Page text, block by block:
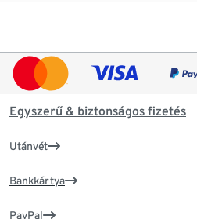
Egyszerű & biztonságos fizetés
Utánvét
Bankkártya
PayPal